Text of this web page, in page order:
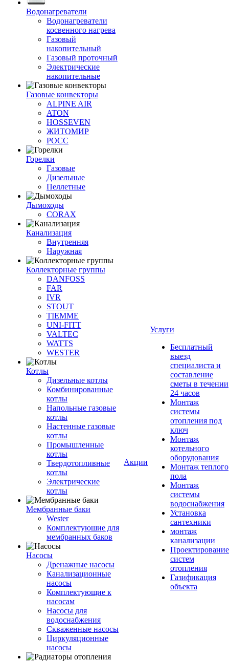
Водонагреватели
Водонагреватели
косвенного нагрева
Газовый
накопительный
Газовый проточный
Электрические
накопительные
Газовые конвекторы
ALPINE AIR
ATON
HOSSEVEN
ЖИТОМИР
РОСС
Горелки
Газовые
Дизельные
Пеллетные
Дымоходы
CORAX
Канализация
Внутренняя
Наружная
Коллекторные группы
DANFOSS
FAR
IVR
STOUT
TIEMME
UNI-FITT
VALTEC
WATTS
WESTER
Котлы
Дизельные котлы
Комбинированные
котлы
Напольные газовые
котлы
Настенные газовые
котлы
Промышленные
котлы
Твердотопливные
котлы
Электрические
котлы
Мембранные баки
Wester
Комплектуюшие для
мембранных баков
Насосы
Дренажные насосы
Канализационные
насосы
Комплектующие к
насосам
Насосы для
водоснабжения
Скваженные насосы
Циркуляционные
насосы
Акции
Услуги
Бесплатный
выезд
специалиста и
составление
сметы в течении
24 часов
Монтаж
системы
отопления под
ключ
Монтаж
котельного
оборудования
Монтаж теплого
пола
Монтаж
системы
водоснабжения
Установка
сантехники
монтаж
канализации
Проектирование
систем
отопления
Газификация
объекта